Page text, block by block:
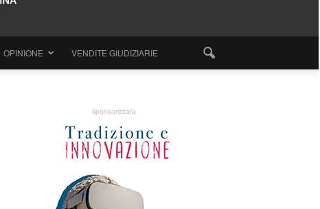
OPINIONE VENDITE GIUDIZIARIE
sponsorizzata